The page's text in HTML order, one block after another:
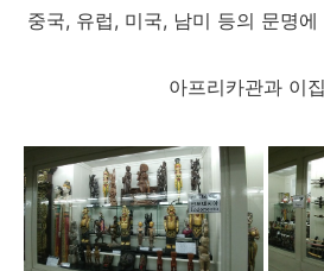
중국, 유럽, 미국, 남미 등의 문명
아프리카관과 이